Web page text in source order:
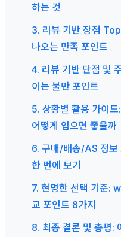
하는 것
3. 리뷰 기반 장점
나오는 만족 포인트
4. 리뷰 기반 단점 및
이는 불만 포인트
5. 상황별 활용 가이
어떻게 입으면 좋을까
6. 구매/배송/AS 정보
한 번에 보기
7. 현명한 선택 기준:
교 포인트 8가지
8. 최종 결론 및 총평: